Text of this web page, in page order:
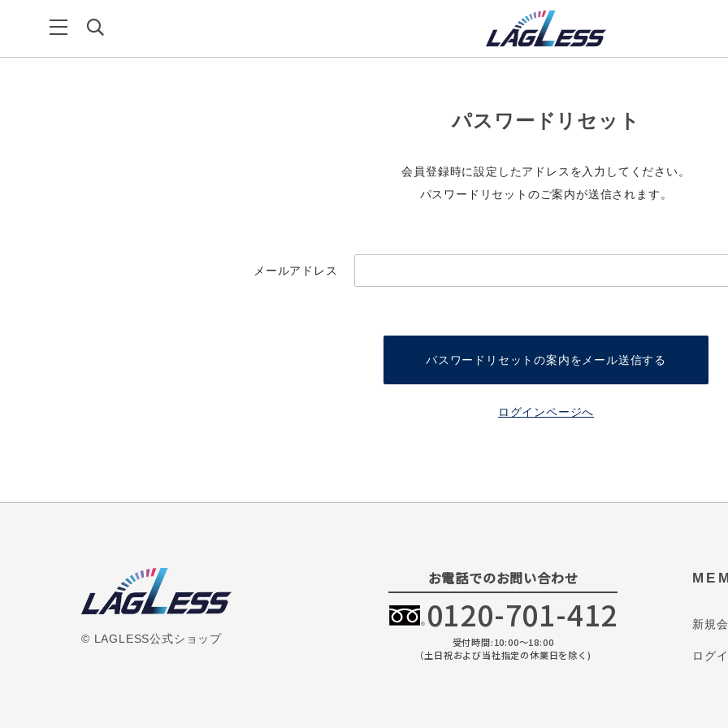
パスワードリセット
会員登録時に設定したアドレスを入力してください。
パスワードリセットのご案内が送信されます。
メールアドレス
ログインページへ
© LAGLESS公式ショップ
お電話でのお問い合わせ
0120-701-412
受付時間:10:00～18:00
（土日祝および当社指定の休業日を除く)
新規
ログ